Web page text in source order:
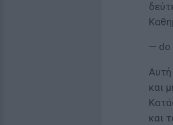
— do
Αυτή
και
και